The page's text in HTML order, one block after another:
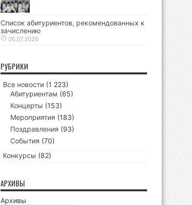
Список абитуриентов, рекомендованных к
зачислению
06.07.2026
РУБРИКИ
Все новости (1 223)
Абитуриентам (65)
Концерты (153)
Мероприятия (183)
Поздравления (93)
События (70)
Конкурсы (82)
АРХИВЫ
Архивы